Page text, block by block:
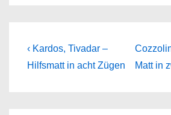
Beitragsnavigation
Previous
Post
‹ Kardos, Tivadar –
Hilfsmatt in acht Zügen
Next
Post
Matt in